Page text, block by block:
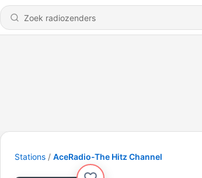
Stations AceRadio-The Hitz Channel